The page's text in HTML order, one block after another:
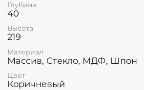
Глубина
40
Высота
219
Материал
Массив, Стекло, МДФ, Шпон
Цвет
Коричневый